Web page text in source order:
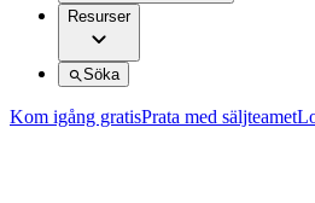
Resurser
Söka
Kom igång gratisPrata med säljteamet